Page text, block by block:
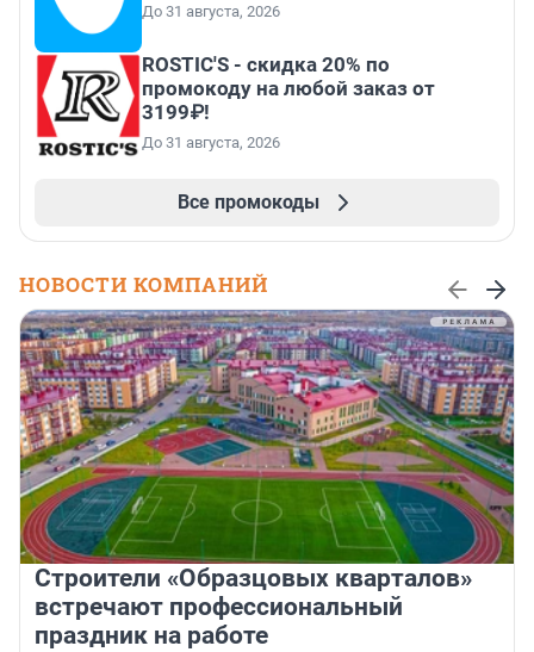
До 31 августа, 2026
ROSTIC'S - скидка 20% по
промокоду на любой заказ от
3199₽!
До 31 августа, 2026
Все промокоды
НОВОСТИ КОМПАНИЙ
Строители «Образцовых кварталов»
встречают профессиональный
праздник на работе